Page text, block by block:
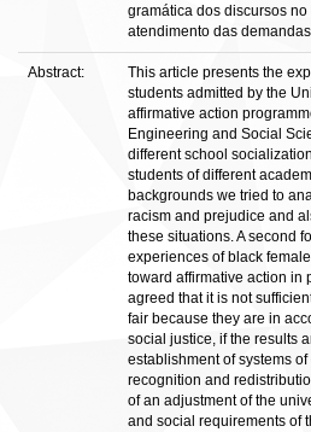
gramática dos discursos
atendimento das
Abstract:
This article presents the
students admitted by the
affirmative action
Engineering and Social
different school
students of different
backgrounds we tried to
racism and prejudice and
these situations. A second
experiences of black
toward affirmative action in
agreed that it is not
fair because they are in
social justice, if the results
establishment of systems
recognition and
of an adjustment of the
and social requirements of